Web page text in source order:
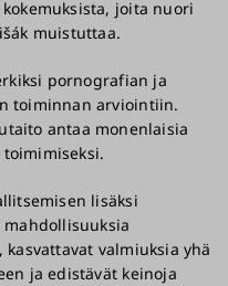
joita nuori
muistuttaa.
pornografian ja
toiminnan arviointiin.
antaa monenlaisia
lisäksi
valmiuksia yhä
ja edistävät keinoja